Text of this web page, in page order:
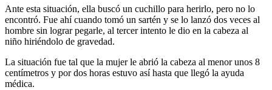
Ante esta situación, ella buscó un cuchillo para herirlo, pero no lo
encontró. Fue ahí cuando tomó un sartén y se lo lanzó dos veces al
hombre sin lograr pegarle, al tercer intento le dio en la cabeza al
niño hiriéndolo de gravedad.
La situación fue tal que la mujer le abrió la cabeza al menor unos 8
centímetros y por dos horas estuvo así hasta que llegó la ayuda
médica.